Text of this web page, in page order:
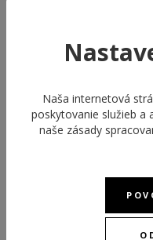
Naša internetová
poskytovanie služieb a
naše zásady